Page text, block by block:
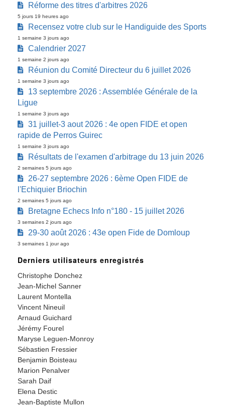
Réforme des titres d'arbitres 2026
5 jours 19 heures ago
Recensez votre club sur le Handiguide des Sports
1 semaine 3 jours ago
Calendrier 2027
1 semaine 2 jours ago
Réunion du Comité Directeur du 6 juillet 2026
1 semaine 3 jours ago
13 septembre 2026 : Assemblée Générale de la
Ligue
1 semaine 3 jours ago
31 juillet-3 aout 2026 : 4e open FIDE et open
rapide de Perros Guirec
1 semaine 3 jours ago
Résultats de l'examen d'arbitrage du 13 juin 2026
2 semaines 5 jours ago
26-27 septembre 2026 : 6ème Open FIDE de
l'Echiquier Briochin
2 semaines 5 jours ago
Bretagne Echecs Info n°180 - 15 juillet 2026
3 semaines 2 jours ago
29-30 août 2026 : 43e open Fide de Domloup
3 semaines 1 jour ago
Derniers utilisateurs enregistrés
Christophe Donchez
Jean-Michel Sanner
Laurent Montella
Vincent Nineuil
Arnaud Guichard
Jérémy Fourel
Maryse Leguen-Monroy
Sébastien Fressier
Benjamin Boisteau
Marion Penalver
Sarah Daif
Elena Destic
Jean-Baptiste Mullon